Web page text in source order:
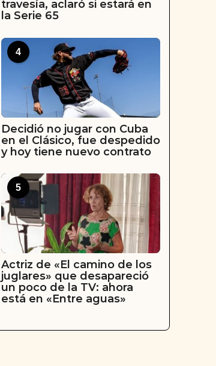
travesía, aclaró si estará en
la Serie 65
4
Decidió no jugar con Cuba
en el Clásico, fue despedido
y hoy tiene nuevo contrato
5
Actriz de «El camino de los
juglares» que desapareció
un poco de la TV: ahora
está en «Entre aguas»